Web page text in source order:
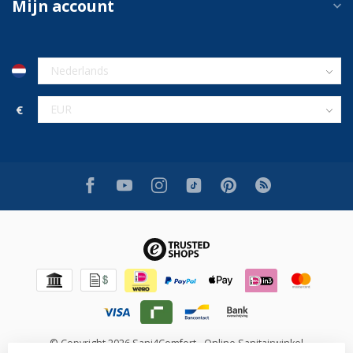
Mijn account
€
© Copyright 2026 Sani4Comfort - Online Sanitairwinkel